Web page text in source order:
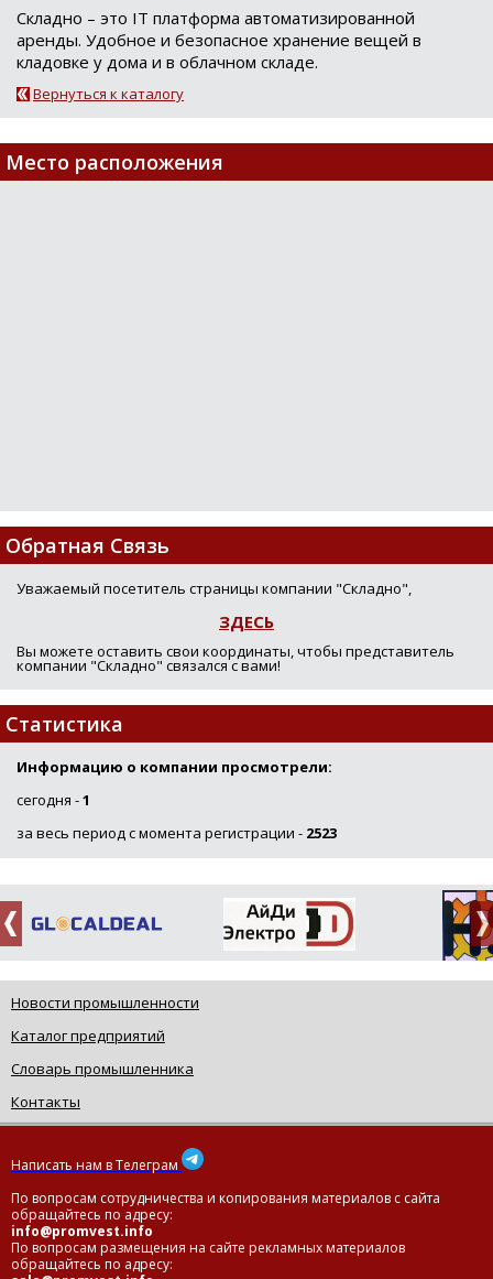
Складно – это IT платформа автоматизированной
аренды. Удобное и безопасное хранение вещей в
кладовке у дома и в облачном складе.
Вернуться к каталогу
Место расположения
Обратная Связь
Уважаемый посетитель страницы компании "Складно",
ЗДЕСЬ
Вы можете оставить свои координаты, чтобы представитель
компании "Складно" связался с вами!
Статистика
Информацию о компании просмотрели:
сегодня -1
за весь период с момента регистрации - 2523
Новости промышленности
Каталог предприятий
Словарь промышленника
Контакты
Написать нам в Телеграм
По вопросам сотрудничества и копирования материалов с сайта
обращайтесь по адресу:
info@promvest.info
По вопросам размещения на сайте рекламных материалов
обращайтесь по адресу: